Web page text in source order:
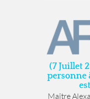
(7 Juillet
personne
Maître